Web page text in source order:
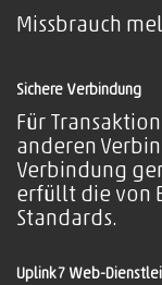
Missbrauch
Sichere Verbindung
Für
anderen
Verbindung
erfüllt die von
Standards.
Uplink7 Web-